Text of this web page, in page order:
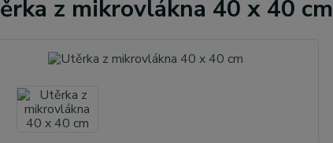
z mikrovlákna 40 x 40 cm